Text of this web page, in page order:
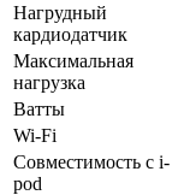
Нагрудный
кардиодатчик
Максимальная
нагрузка
Ватты
Wi-Fi
Совместимость с i-
pod